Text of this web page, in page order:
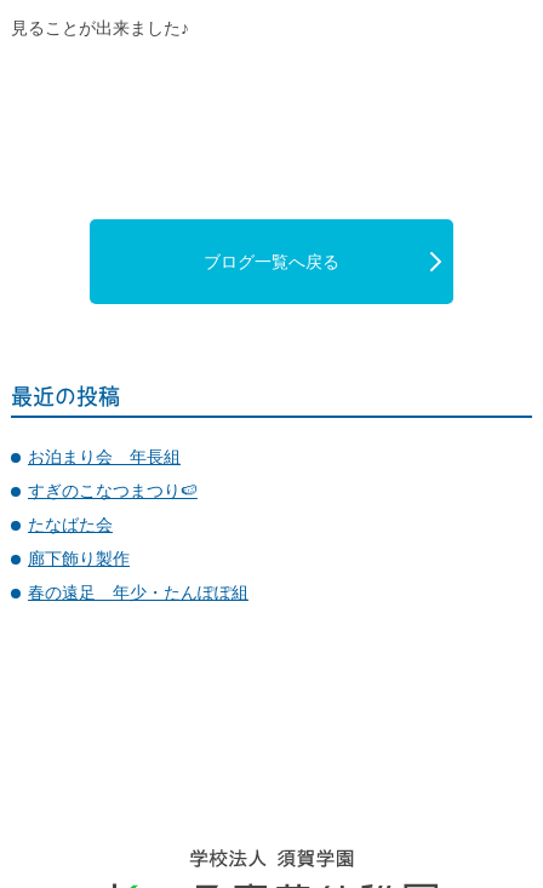
見ることが出来ました♪
ブログ一覧へ戻る
最近の投稿
お泊まり会 年長組
すぎのこなつまつり🍉
たなばた会
廊下飾り製作
春の遠足 年少・たんぽぽ組